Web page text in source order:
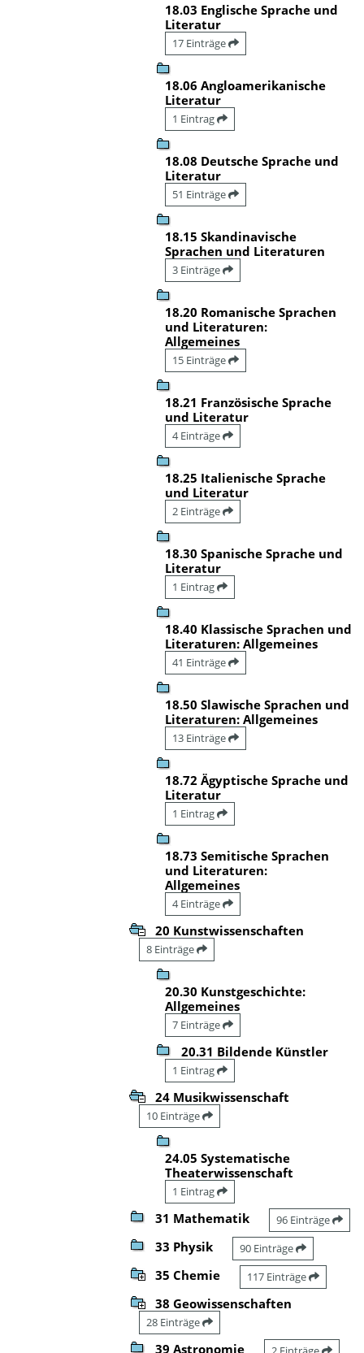
18.03 Englische Sprache und
Literatur
17 Einträge
18.06 Angloamerikanische
Literatur
1 Eintrag
18.08 Deutsche Sprache und
Literatur
51 Einträge
18.15 Skandinavische
Sprachen und Literaturen
3 Einträge
18.20 Romanische Sprachen
und Literaturen:
Allgemeines
15 Einträge
18.21 Französische Sprache
und Literatur
4 Einträge
18.25 Italienische Sprache
und Literatur
2 Einträge
18.30 Spanische Sprache und
Literatur
1 Eintrag
18.40 Klassische Sprachen und
Literaturen: Allgemeines
41 Einträge
18.50 Slawische Sprachen und
Literaturen: Allgemeines
13 Einträge
18.72 Ägyptische Sprache und
Literatur
1 Eintrag
18.73 Semitische Sprachen
und Literaturen:
Allgemeines
4 Einträge
20 Kunstwissenschaften
8 Einträge
20.30 Kunstgeschichte:
Allgemeines
7 Einträge
20.31 Bildende Künstler
1 Eintrag
24 Musikwissenschaft
10 Einträge
24.05 Systematische
Theaterwissenschaft
1 Eintrag
31 Mathematik 96 Einträge
33 Physik 90 Einträge
35 Chemie 117 Einträge
38 Geowissenschaften
28 Einträge
39 Astronomie